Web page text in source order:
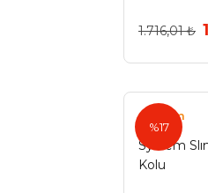
1.716,01 ₺
%17
System
System
Kolu